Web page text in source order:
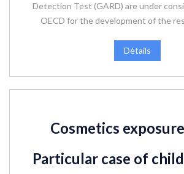
Detection Test (GARD) are under
OECD for the development of the
Détails
Cosmetics
Particular case of